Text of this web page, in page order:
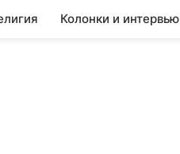
Колонки и интервью